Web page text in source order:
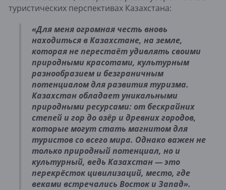
туристических перспективах Казахстана:
«Для меня огромная честь вновь
находиться в Казахстане, на земле,
которая не перестаёт удивлять своими
природными красотами, культурным
разнообразием и безграничным
потенциалом для развития туризма.
Казахстан обладает уникальными
природными ресурсами: от бескрайних
степей и гор до озёр и древних городов,
которые могут стать магнитом для
туристов со всего мира. Однако важен не
только природный потенциал, но и
культурный, ведь Казахстан — это
перекрёсток цивилизаций, место, где
веками встречались Восток и Запад».